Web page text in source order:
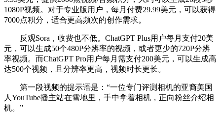
1080P视频。对于专业版用户，每月付费29.99美元，可以获得
7000点积分，适合更高频次的创作需求。
反观Sora，收费也不低。ChatGPT Plus用户每月支付20美
元，可以生成50个480P分辨率的视频，或者更少的720P分辨
率视频。而ChatGPT Pro用户每月需支付200美元，可以生成高
达500个视频，且分辨率更高，视频时长更长。
第一段视频的提示语是：“一位专门评测相机的亚裔美国
人YouTube播主站在雪地里，手中拿着相机，正向粉丝介绍相
机。”